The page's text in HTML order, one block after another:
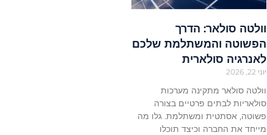
וולטה סולאר: הדרך
הפשוטה והמשתלמת שלכם
לאנרגיה סולארית
יוני 22, 2026
וולטה סולאר מתקינה מערכות
סולאריות לבתים פרטיים בצורה
פשוטה, אסתטית ומשתלמת. גלו מה
מייחד את החברה וכיצד תוכלו